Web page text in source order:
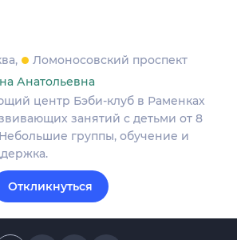
Ломоносовский проспект
Анатольевна
центр Бэби-клуб в Раменках
занятий с детьми от 8
группы, обучение и
Откликнуться